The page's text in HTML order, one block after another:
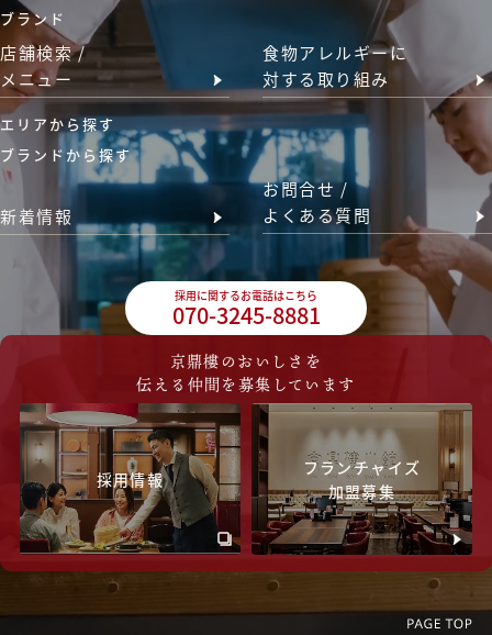
ブランド
店舗検索 /
メニュー
エリアから探す
ブランドから探す
新着情報
食物アレルギーに
対する取り組み
お問合せ /
よくある質問
採用に関するお電話はこちら
070-3245-8881
京鼎樓のおいしさを
伝える仲間を募集しています
採用情報
フランチャイズ
加盟募集